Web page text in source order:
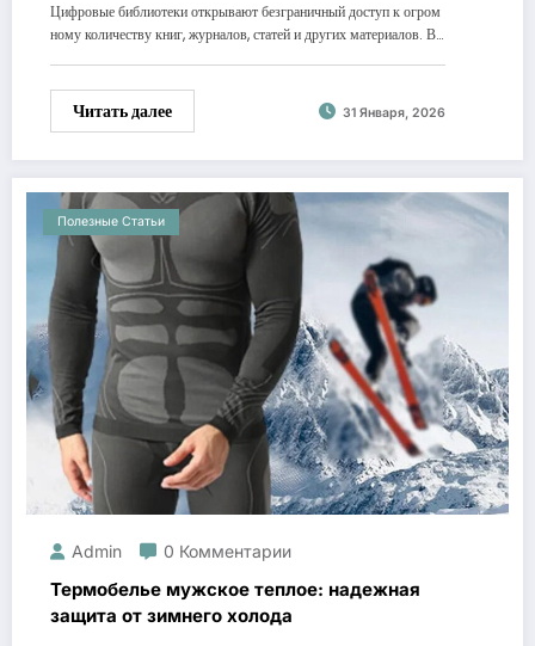
Цифровые библиотеки открывают безграничный доступ к огром
ному количеству книг, журналов, статей и других материалов. В…
Читать далее 31 Января, 2026
Полезные Статьи
Admin 0 Комментарии
Термобелье мужское теплое: надежная
защита от зимнего холода